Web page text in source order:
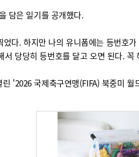
담은 일기를 공개했다.
다. 하지만 나의 유니폼에는 등번호
당당히 등번호를 달고 오면 된다.
'2026 국제축구연맹(FIFA) 북중미